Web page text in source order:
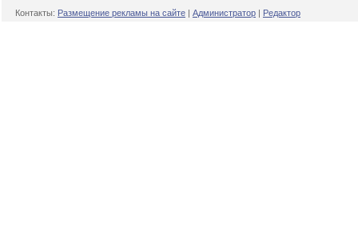
Контакты: Размещение рекламы на сайте | Администратор | Редактор